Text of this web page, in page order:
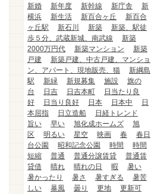
新婚
新年度 新幹線 新庁舎
新
横浜
新生活 新百合ヶ丘
新百合
ヶ丘駅
新石川 新築
新築、駅徒
歩５分、武蔵新城、南武線
新築
2000万円代
新築マンション
新築
戸建
新築戸建、中古戸建、マンショ
ン、アパート、現地販売、猫
新綱島
駅
新緑 新規募集 施設
旗の
台
日吉 日吉本町
日当たり良
好
日当り良好 日本 日本中
日
本屈指
日立造船
日経トレンド
旨い
早い 旭化成ホームズ
旭
区
明るい 星空 映画 春
春日
台公園
昭和記念公園 時間
時間
短縮
普通 普通分譲賃貸
普通賃
貸借
晴れ 晴れの日 暇
暑い
暑かったり
暑さ 暑すぎる
暑苦
しい
暴風 曇り 更地
更新可